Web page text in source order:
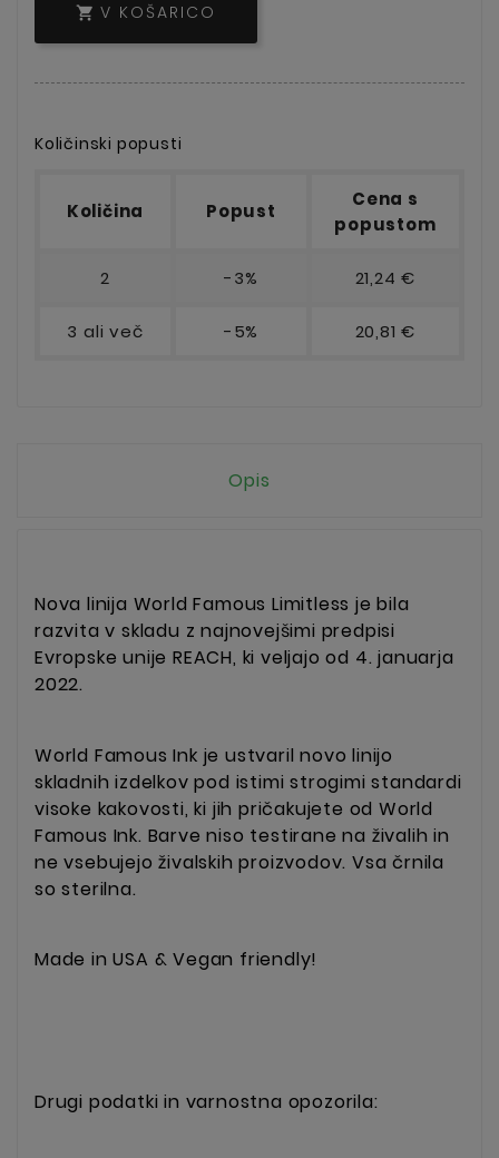
 V KOŠARICO
Količinski popusti
Količina Popust
Cena s
popustom
2 -3% 21,24 €
3 ali več -5% 20,81 €
Opis
Nova linija World Famous Limitless je bila
razvita v skladu z najnovejšimi predpisi
Evropske unije REACH, ki veljajo od 4. januarja
2022.
World Famous Ink je ustvaril novo linijo
skladnih izdelkov pod istimi strogimi standardi
visoke kakovosti, ki jih pričakujete od World
Famous Ink. Barve niso testirane na živalih in
ne vsebujejo živalskih proizvodov. Vsa črnila
so sterilna.
Made in USA & Vegan friendly!
Drugi podatki in varnostna opozorila: